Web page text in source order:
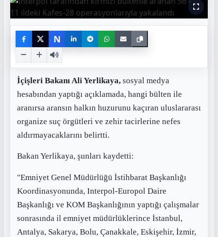
N
İçişleri Bakanı Ali Yerlikaya, sosyal medya
hesabından yaptığı açıklamada, hangi bülten ile
aranırsa aransın halkın huzurunu kaçıran uluslararası
organize suç örgütleri ve zehir tacirlerine nefes
aldırmayacaklarını belirtti.
Bakan Yerlikaya, şunları kaydetti:
"Emniyet Genel Müdürlüğü İstihbarat Başkanlığı
Koordinasyonunda, Interpol-Europol Daire
Başkanlığı ve KOM Başkanlığının yaptığı çalışmalar
sonrasında il emniyet müdürlüklerince İstanbul,
Antalya, Sakarya, Bolu, Çanakkale, Eskişehir, İzmir,